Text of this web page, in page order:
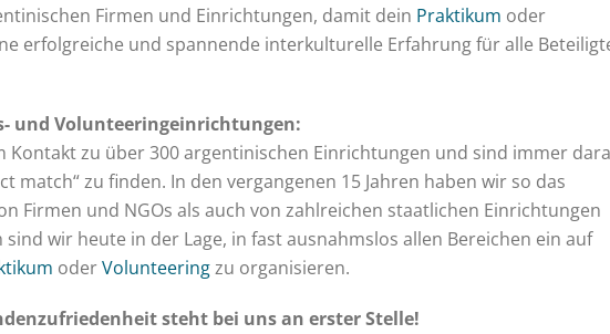
Firmen und Einrichtungen, damit dein Praktikum oder
erfolgreiche und spannende interkulturelle Erfahrung für alle
und Volunteeringeinrichtungen:
Kontakt zu über 300 argentinischen Einrichtungen und sind immer
match“ zu finden. In den vergangenen 15 Jahren haben wir so das
Firmen und NGOs als auch von zahlreichen staatlichen Einrichtungen
wir heute in der Lage, in fast ausnahmslos allen Bereichen ein auf
oderVolunteeringzu organisieren.
steht bei uns an erster Stelle!